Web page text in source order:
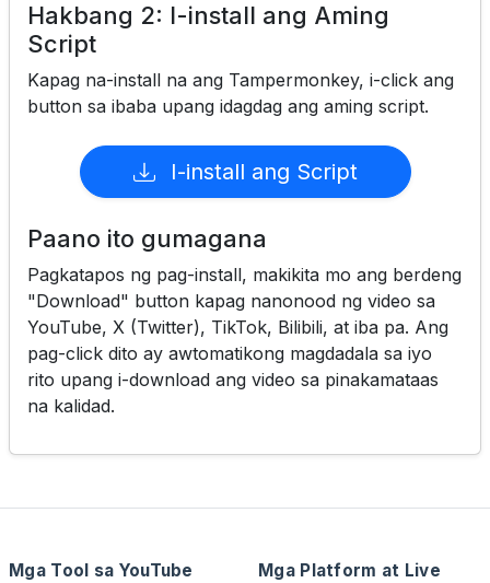
Hakbang 2: I-install ang Aming
Script
Kapag na-install na ang Tampermonkey, i-click ang
button sa ibaba upang idagdag ang aming script.
I-install ang Script
Paano ito gumagana
Pagkatapos ng pag-install, makikita mo ang berdeng
"Download" button kapag nanonood ng video sa
YouTube, X (Twitter), TikTok, Bilibili, at iba pa. Ang
pag-click dito ay awtomatikong magdadala sa iyo
rito upang i-download ang video sa pinakamataas
na kalidad.
Mga Tool sa YouTube Mga Platform at Live